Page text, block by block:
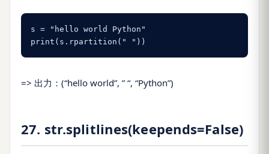
s = "hello world Python"
print(s.rpartition(" "))
=> 出力：(“hello world”, ” “, “Python”)
27. str.splitlines(keepends=False)